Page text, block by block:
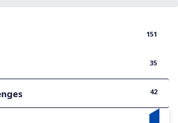
151
35
42